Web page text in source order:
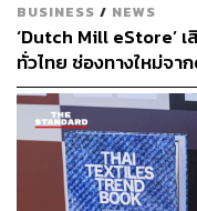
คุณภาพที่ดีที่สุด
comforts
BUSINESS / NEWS
‘Dutch Mill eStore’
ทั่วไทย ช่องทางใหม่จ
ประเทศ ส่งไว สั่งก่อน
เย็นตรงจากโรงงาน